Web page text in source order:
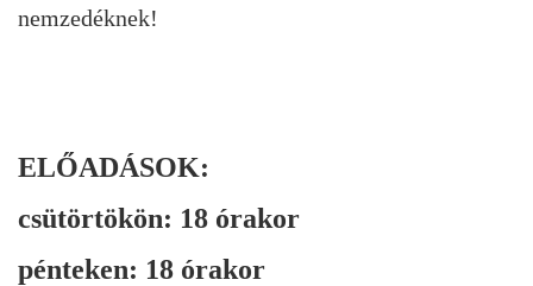
nemzedéknek!
ELŐADÁSOK:
csütörtökön: 18 órakor
pénteken: 18 órakor